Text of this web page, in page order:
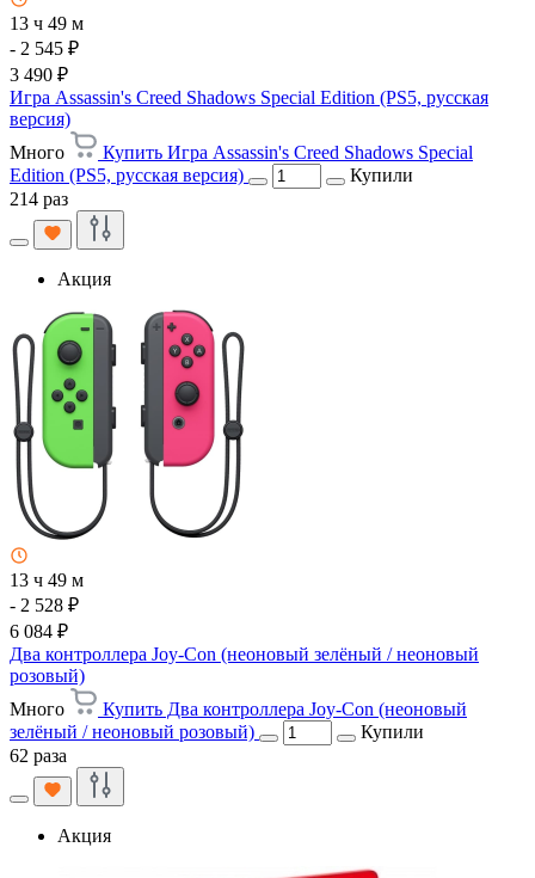
13 ч 49 м
- 2 545 ₽
3 490 ₽
Игра Assassin's Creed Shadows Special Edition (PS5, русская
версия)
Много
Купить Игра Assassin's Creed Shadows Special
Edition (PS5, русская версия)
Купили
214 раз
Акция
13 ч 49 м
- 2 528 ₽
6 084 ₽
Два контроллера Joy-Con (неоновый зелёный / неоновый
розовый)
Много
Купить Два контроллера Joy-Con (неоновый
зелёный / неоновый розовый)
Купили
62 раза
Акция